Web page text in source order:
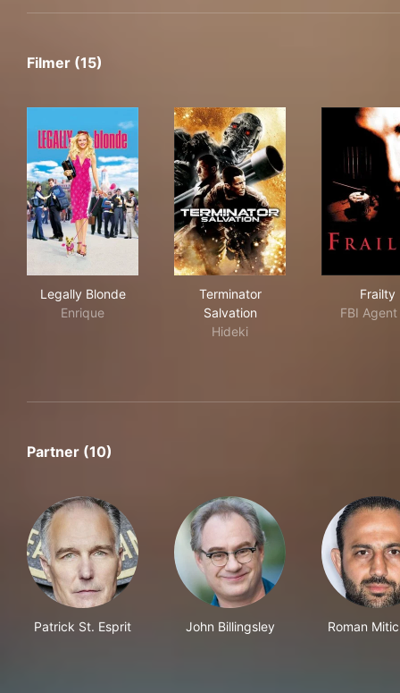
Filmer (15)
Legally Blonde
Enrique
Terminator
Salvation
Hideki
Frailty
FBI Agent
Partner (10)
Patrick St. Esprit John Billingsley Roman